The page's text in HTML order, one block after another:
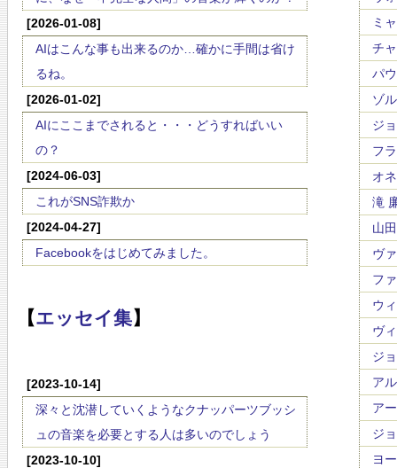
[2026-01-08]
AIはこんな事も出来るのか…確かに手間は省け
るね。
[2026-01-02]
AIにここまでされると・・・どうすればいい
の？
[2024-06-03]
これがSNS詐欺か
[2024-04-27]
Facebookをはじめてみました。
【エッセイ集】
[2023-10-14]
深々と沈潜していくようなクナッパーツブッシ
ュの音楽を必要とする人は多いのでしょう
[2023-10-10]
ミ
チ
パ
ゾ
ジ
フ
オ
滝
山
ヴ
フ
ウ
ヴ
ジ
ア
ア
ジ
ヨ